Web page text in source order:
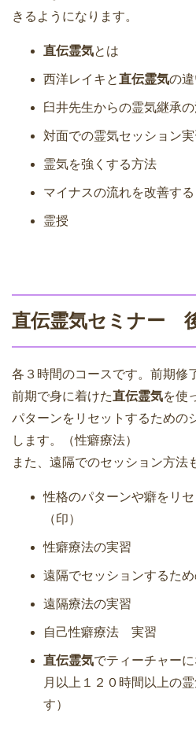
きるようになります。
直伝霊気とは
西洋レイキと直伝霊気の
臼井先生からの霊気継承
対面での霊気セッション
霊気を強くする方法
マイナスの流れを改善する
霊授
直伝霊気セミナー
各３時間のコースです。前期修
前期で身に着けた直伝霊気を使
パターンをリセットするための
します。（性癖療法）
また、遠隔でのセッション方法
性格のパターンや癖をリ
（印）
性癖療法の実習
遠隔でセッションするため
遠隔療法の実習
自己性癖療法 実習
直伝霊気でティーチャー
月以上１２０時間以上の
す）